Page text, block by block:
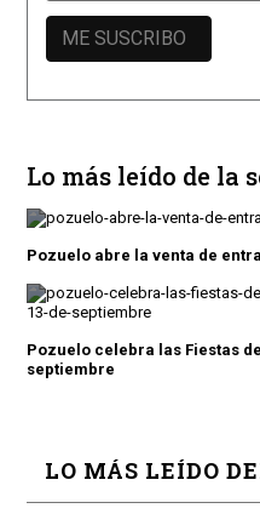
Lo más leído de la
Pozuelo abre la venta de
Pozuelo celebra las Fiestas
septiembre
LO MÁS LEÍDO